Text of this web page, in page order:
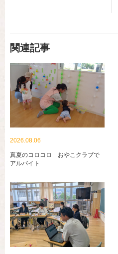
関連記事
2026.08.06
真夏のコロコロ おやこクラブで
アルバイト